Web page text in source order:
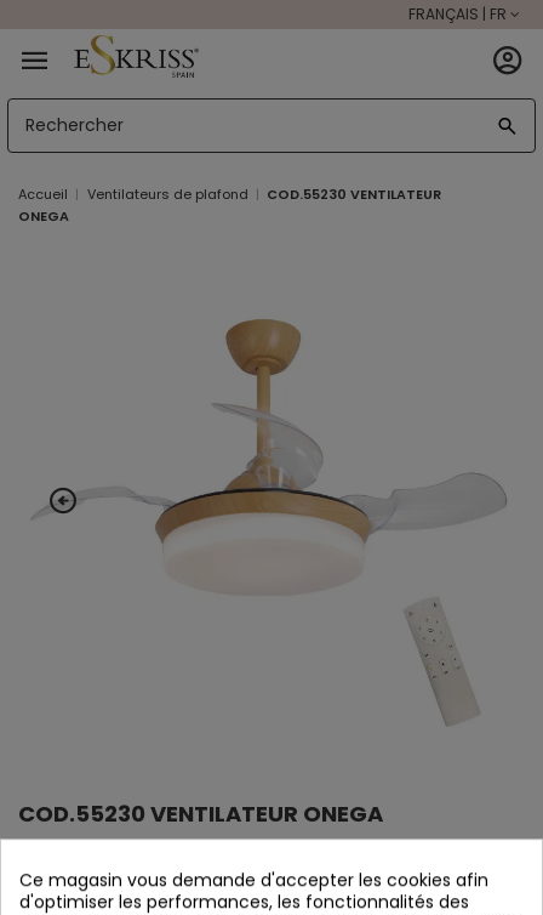
FRANÇAIS | FR
Accueil Ventilateurs de plafond
COD.55230 VENTILATEUR
ONEGA
COD.55230 VENTILATEUR ONEGA
En stock
Ce magasin vous demande d'accepter les cookies afin
d'optimiser les performances, les fonctionnalités des